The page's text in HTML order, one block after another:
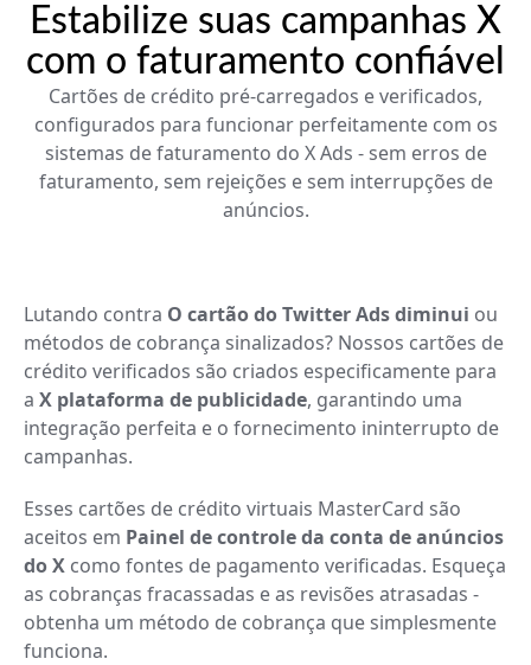
Estabilize suas campanhas X
com o faturamento confiável
Cartões de crédito pré-carregados e verificados,
configurados para funcionar perfeitamente com os
sistemas de faturamento do X Ads - sem erros de
faturamento, sem rejeições e sem interrupções de
anúncios.
Lutando contra O cartão do Twitter Ads diminui ou
métodos de cobrança sinalizados? Nossos cartões de
crédito verificados são criados especificamente para
a X plataforma de publicidade, garantindo uma
integração perfeita e o fornecimento ininterrupto de
campanhas.
Esses cartões de crédito virtuais MasterCard são
aceitos em Painel de controle da conta de anúncios
do X como fontes de pagamento verificadas. Esqueça
as cobranças fracassadas e as revisões atrasadas -
obtenha um método de cobrança que simplesmente
funciona.